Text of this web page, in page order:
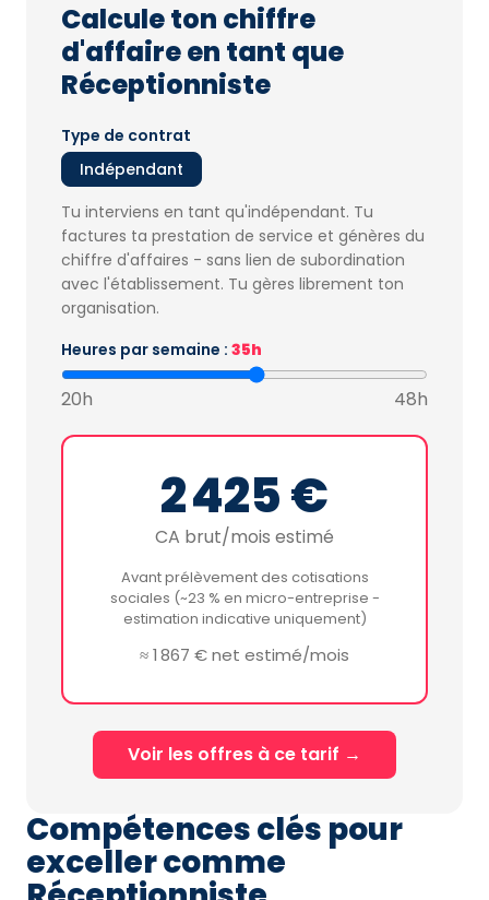
Calcule ton chiffre
d'affaire en tant que
Réceptionniste
Type de contrat
Indépendant
Tu interviens en tant qu'indépendant. Tu
factures ta prestation de service et génères du
chiffre d'affaires - sans lien de subordination
avec l'établissement. Tu gères librement ton
organisation.
Heures par semaine : 35h
20h 48h
2 425 €
CA brut/mois estimé
Avant prélèvement des cotisations
sociales (~23 % en micro-entreprise -
estimation indicative uniquement)
≈ 1 867 € net estimé/mois
Voir les offres à ce tarif →
Compétences clés pour
exceller comme